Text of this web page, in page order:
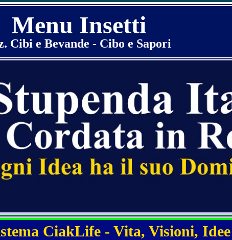
Menu Insetti
Cibi e Bevande - Cibo e Sapori
CiakLife - Vita, Visioni, Idee